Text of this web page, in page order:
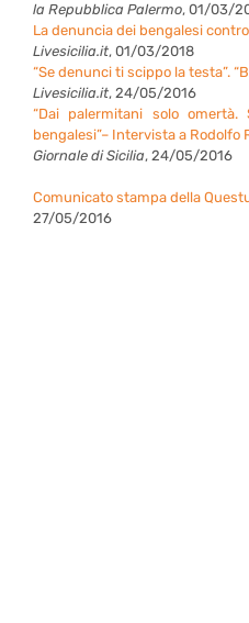
la Repubblica Palermo, 01/03/
La denuncia dei bengalesi
Livesicilia.it, 01/03/2018
“Se denunci ti scippo la testa”.
Livesicilia.it, 24/05/2016
“Dai palermitani solo
bengalesi”– Intervista a Rodolfo
Giornale di Sicilia, 24/05/2016
Comunicato stampa della
27/05/2016